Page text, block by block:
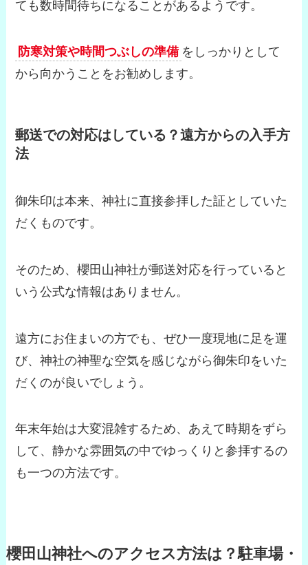
ても数時間待ちになることがあるようです。
防寒対策や時間つぶしの準備 をしっかりとして
から向かうことをお勧めします。
郵送での対応はしている？遠方からの入手方
法
御朱印は本来、神社に直接参拝した証としていた
だくものです。
そのため、櫻田山神社が郵送対応を行っていると
いう公式な情報はありません。
遠方にお住まいの方でも、ぜひ一度現地に足を運
び、神社の神聖な空気を感じながら御朱印をいた
だくのが良いでしょう。
年末年始は大変混雑するため、あえて時期をずら
して、静かな雰囲気の中でゆっくりと参拝するの
も一つの方法です。
櫻田山神社へのアクセス方法は？駐車場・